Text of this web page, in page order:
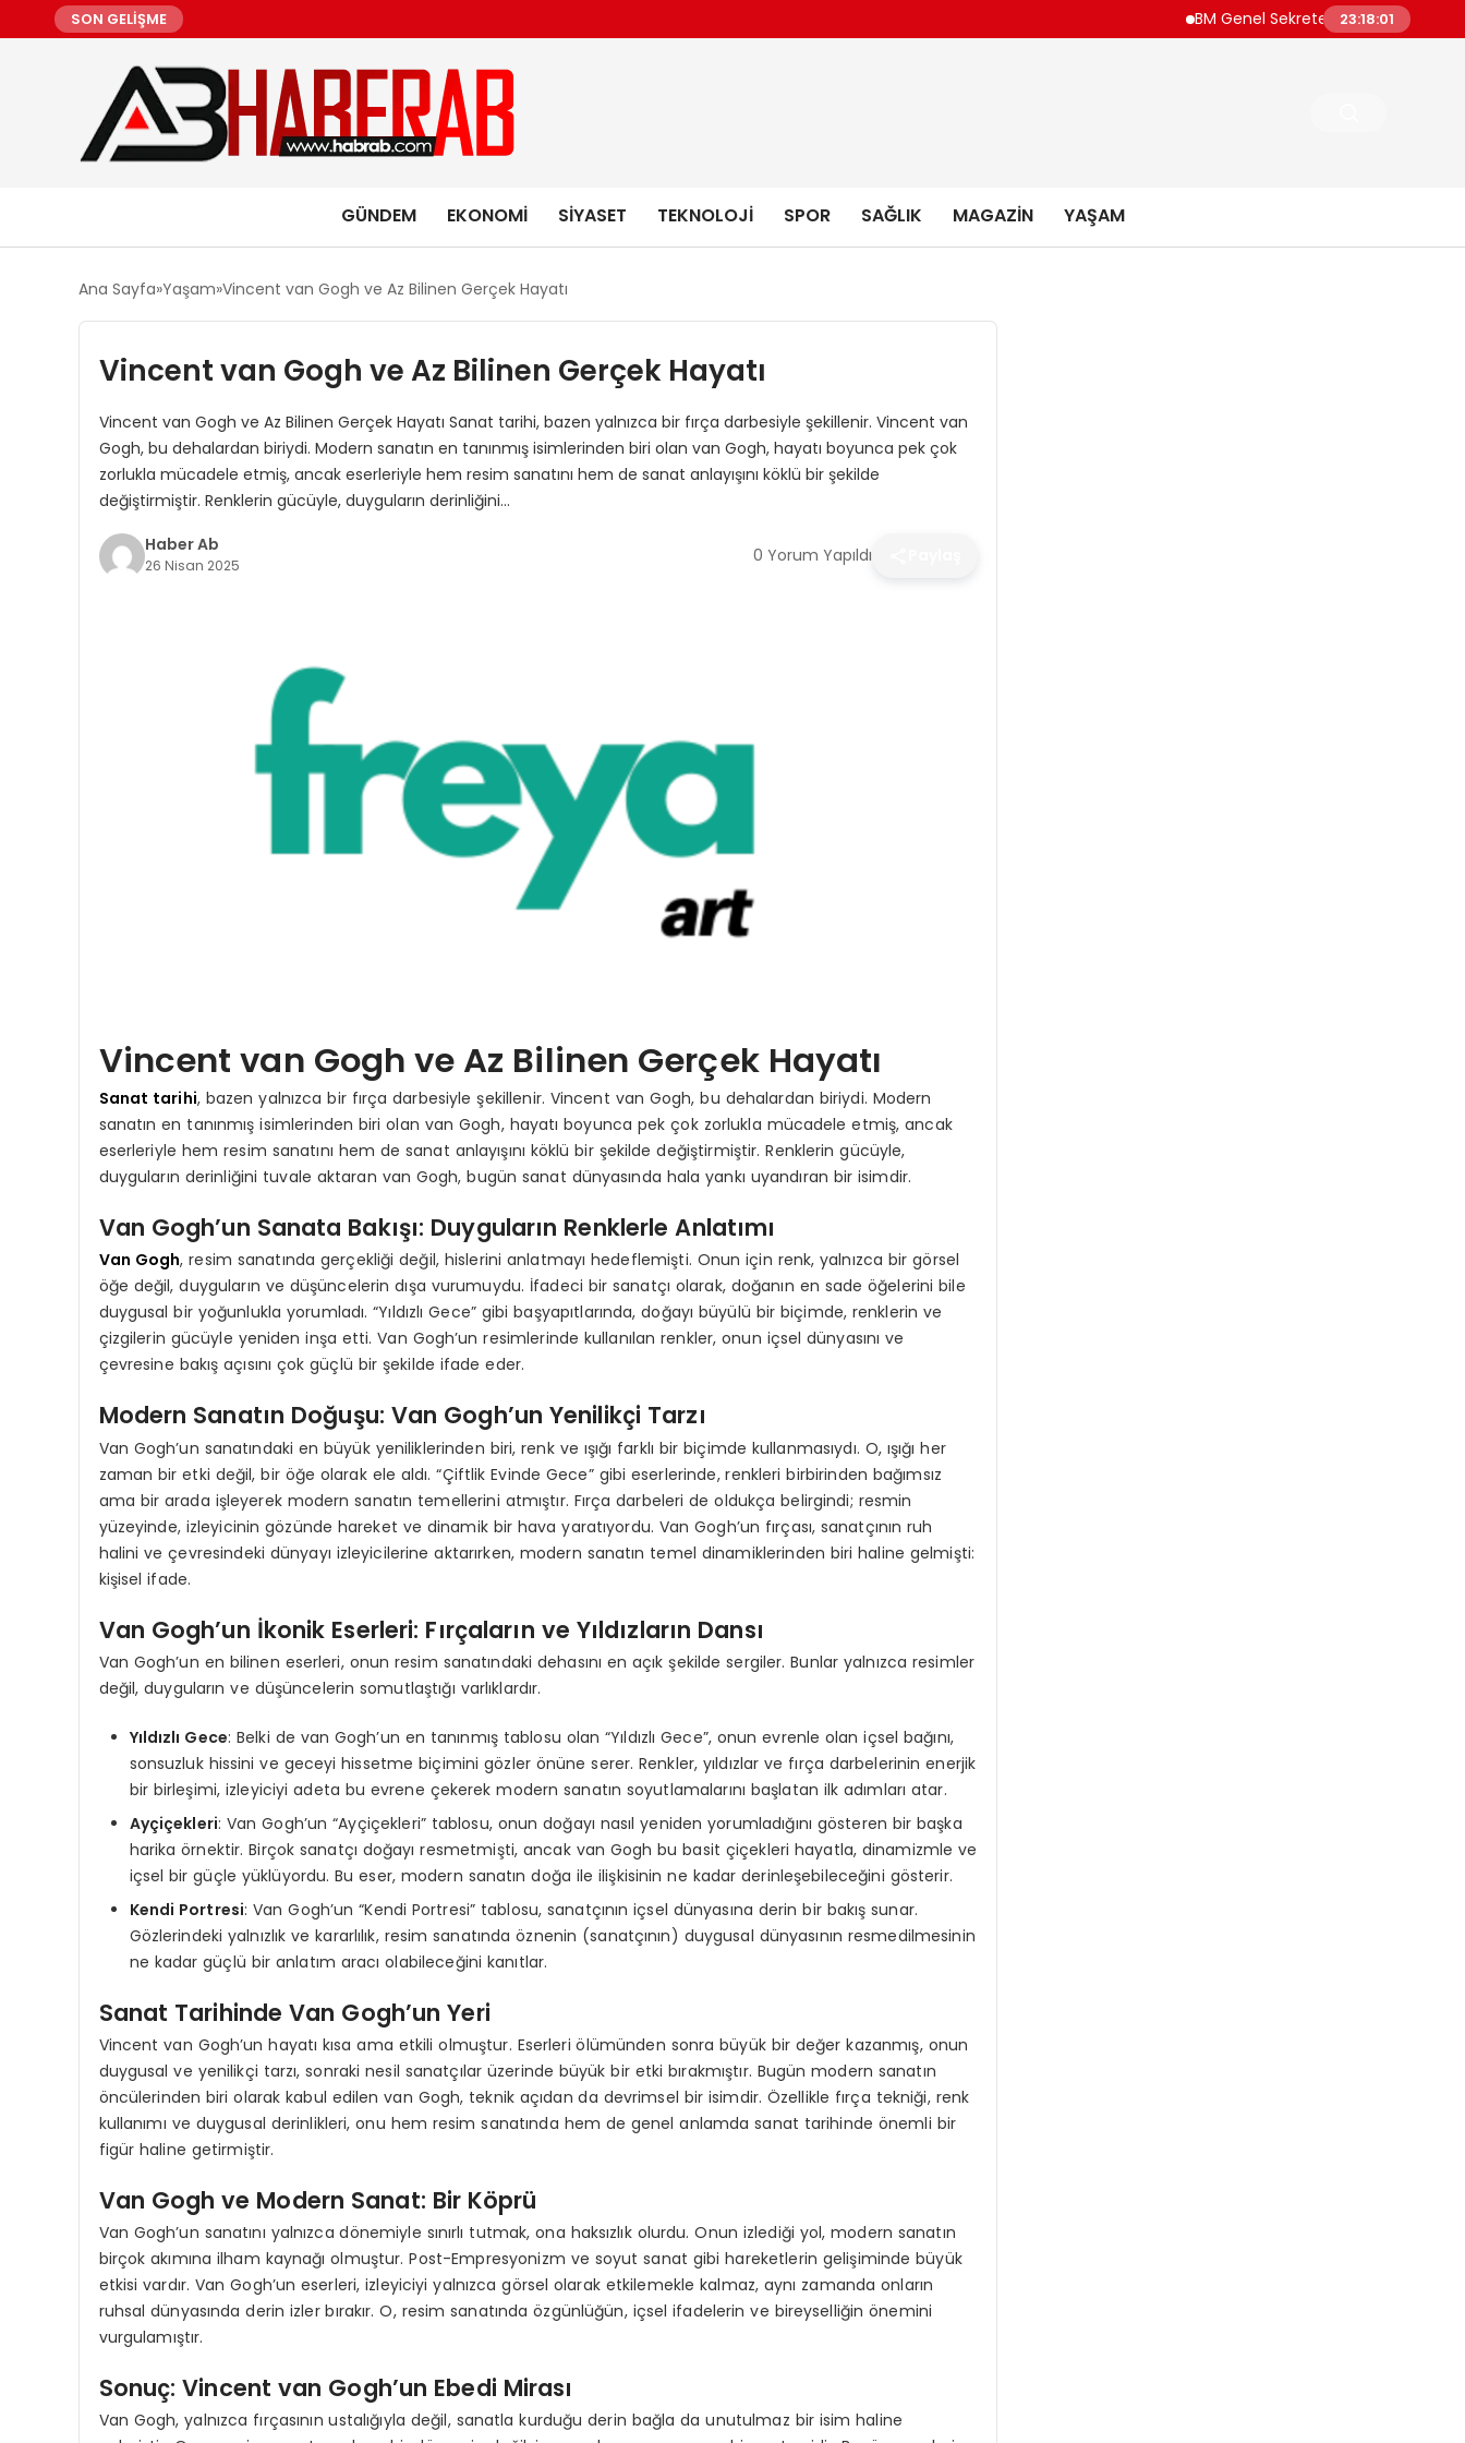
SON GELİŞME BM Genel Sekreteri Guterres Dünya
23:18:02
GÜNDEM EKONOMI SIYASET TEKNOLOJI SPOR SAĞLIK MAGAZIN YAŞAM
Ana Sayfa Yaşam Vincent van Gogh ve Az Bilinen Gerçek Hayatı
Vincent van Gogh ve Az Bilinen Gerçek Hayatı
Vincent van Gogh ve Az Bilinen Gerçek Hayatı Sanat tarihi, bazen yalnızca bir fırça darbesiyle şekillenir. Vincent van
Gogh, bu dehalardan biriydi. Modern sanatın en tanınmış isimlerinden biri olan van Gogh, hayatı boyunca pek çok
zorlukla mücadele etmiş, ancak eserleriyle hem resim sanatını hem de sanat anlayışını köklü bir şekilde
değiştirmiştir. Renklerin gücüyle, duyguların derinliğini…
Haber Ab
26 Nisan 2025 0 Yorum Yapıldı
Vincent van Gogh ve Az Bilinen Gerçek Hayatı
Sanat tarihi, bazen yalnızca bir fırça darbesiyle şekillenir. Vincent van Gogh, bu dehalardan biriydi. Modern
sanatın en tanınmış isimlerinden biri olan van Gogh, hayatı boyunca pek çok zorlukla mücadele etmiş, ancak
eserleriyle hem resim sanatını hem de sanat anlayışını köklü bir şekilde değiştirmiştir. Renklerin gücüyle,
duyguların derinliğini tuvale aktaran van Gogh, bugün sanat dünyasında hala yankı uyandıran bir isimdir.
Van Gogh’un Sanata Bakışı: Duyguların Renklerle Anlatımı
Van Gogh, resim sanatında gerçekliği değil, hislerini anlatmayı hedeflemişti. Onun için renk, yalnızca bir görsel
öğe değil, duyguların ve düşüncelerin dışa vurumuydu. İfadeci bir sanatçı olarak, doğanın en sade öğelerini bile
duygusal bir yoğunlukla yorumladı. “Yıldızlı Gece” gibi başyapıtlarında, doğayı büyülü bir biçimde, renklerin ve
çizgilerin gücüyle yeniden inşa etti. Van Gogh’un resimlerinde kullanılan renkler, onun içsel dünyasını ve
çevresine bakış açısını çok güçlü bir şekilde ifade eder.
Modern Sanatın Doğuşu: Van Gogh’un Yenilikçi Tarzı
Van Gogh’un sanatındaki en büyük yeniliklerinden biri, renk ve ışığı farklı bir biçimde kullanmasıydı. O, ışığı her
zaman bir etki değil, bir öğe olarak ele aldı. “Çiftlik Evinde Gece” gibi eserlerinde, renkleri birbirinden bağımsız
ama bir arada işleyerek modern sanatın temellerini atmıştır. Fırça darbeleri de oldukça belirgindi; resmin
yüzeyinde, izleyicinin gözünde hareket ve dinamik bir hava yaratıyordu. Van Gogh’un fırçası, sanatçının ruh
halini ve çevresindeki dünyayı izleyicilerine aktarırken, modern sanatın temel dinamiklerinden biri haline gelmişti:
kişisel ifade.
Van Gogh’un İkonik Eserleri: Fırçaların ve Yıldızların Dansı
Van Gogh’un en bilinen eserleri, onun resim sanatındaki dehasını en açık şekilde sergiler. Bunlar yalnızca resimler
değil, duyguların ve düşüncelerin somutlaştığı varlıklardır.
Yıldızlı Gece: Belki de van Gogh’un en tanınmış tablosu olan “Yıldızlı Gece”, onun evrenle olan içsel bağını,
sonsuzluk hissini ve geceyi hissetme biçimini gözler önüne serer. Renkler, yıldızlar ve fırça darbelerinin enerjik
bir birleşimi, izleyiciyi adeta bu evrene çekerek modern sanatın soyutlamalarını başlatan ilk adımları atar.
Ayçiçekleri: Van Gogh’un “Ayçiçekleri” tablosu, onun doğayı nasıl yeniden yorumladığını gösteren bir başka
harika örnektir. Birçok sanatçı doğayı resmetmişti, ancak van Gogh bu basit çiçekleri hayatla, dinamizmle ve
içsel bir güçle yüklüyordu. Bu eser, modern sanatın doğa ile ilişkisinin ne kadar derinleşebileceğini gösterir.
Kendi Portresi: Van Gogh’un “Kendi Portresi” tablosu, sanatçının içsel dünyasına derin bir bakış sunar.
Gözlerindeki yalnızlık ve kararlılık, resim sanatında öznenin (sanatçının) duygusal dünyasının resmedilmesinin
ne kadar güçlü bir anlatım aracı olabileceğini kanıtlar.
Sanat Tarihinde Van Gogh’un Yeri
Vincent van Gogh’un hayatı kısa ama etkili olmuştur. Eserleri ölümünden sonra büyük bir değer kazanmış, onun
duygusal ve yenilikçi tarzı, sonraki nesil sanatçılar üzerinde büyük bir etki bırakmıştır. Bugün modern sanatın
öncülerinden biri olarak kabul edilen van Gogh, teknik açıdan da devrimsel bir isimdir. Özellikle fırça tekniği, renk
kullanımı ve duygusal derinlikleri, onu hem resim sanatında hem de genel anlamda sanat tarihinde önemli bir
figür haline getirmiştir.
Van Gogh ve Modern Sanat: Bir Köprü
Van Gogh’un sanatını yalnızca dönemiyle sınırlı tutmak, ona haksızlık olurdu. Onun izlediği yol, modern sanatın
birçok akımına ilham kaynağı olmuştur. Post-Empresyonizm ve soyut sanat gibi hareketlerin gelişiminde büyük
etkisi vardır. Van Gogh’un eserleri, izleyiciyi yalnızca görsel olarak etkilemekle kalmaz, aynı zamanda onların
ruhsal dünyasında derin izler bırakır. O, resim sanatında özgünlüğün, içsel ifadelerin ve bireyselliğin önemini
vurgulamıştır.
Sonuç: Vincent van Gogh’un Ebedi Mirası
Van Gogh, yalnızca fırçasının ustalığıyla değil, sanatla kurduğu derin bağla da unutulmaz bir isim haline